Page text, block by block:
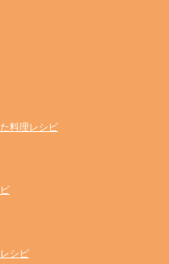
料理レシピ
シピ